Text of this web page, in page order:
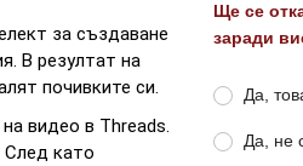
за създаване
В резултат на
почивките си.
видео в Threads.
След като
Ще се
заради
Да,
Да, не